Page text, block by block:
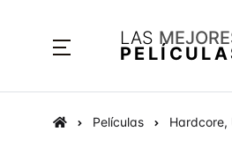
LAS
Películas Hardcore,